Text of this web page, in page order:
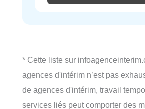
* Cette liste sur
agences d'intérim n’est pas
de agences d'intérim, travail
services liés peut comporter des